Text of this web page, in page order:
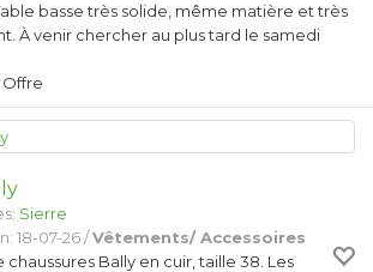
basse très solide, même matière et très
À venir chercher au plus tard le samedi
Offre
Sierre
18-07-26 /Vêtements/ Accessoires
Bally en cuir, taille 38. Les